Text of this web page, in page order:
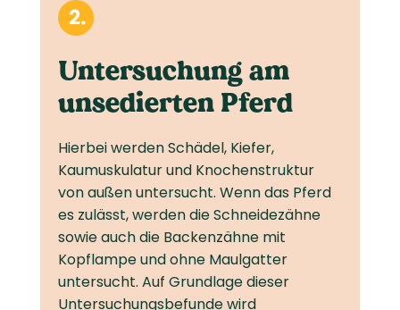
Unter­suchung am
unsedierten Pferd
Hierbei werden Schädel, Kiefer,
Kaumuskulatur und Knochenstruktur
von außen untersucht. Wenn das Pferd
es zulässt, werden die Schneidezähne
sowie auch die Backenzähne mit
Kopflampe und ohne Maulgatter
untersucht. Auf Grundlage dieser
Untersuchungs­befunde wird